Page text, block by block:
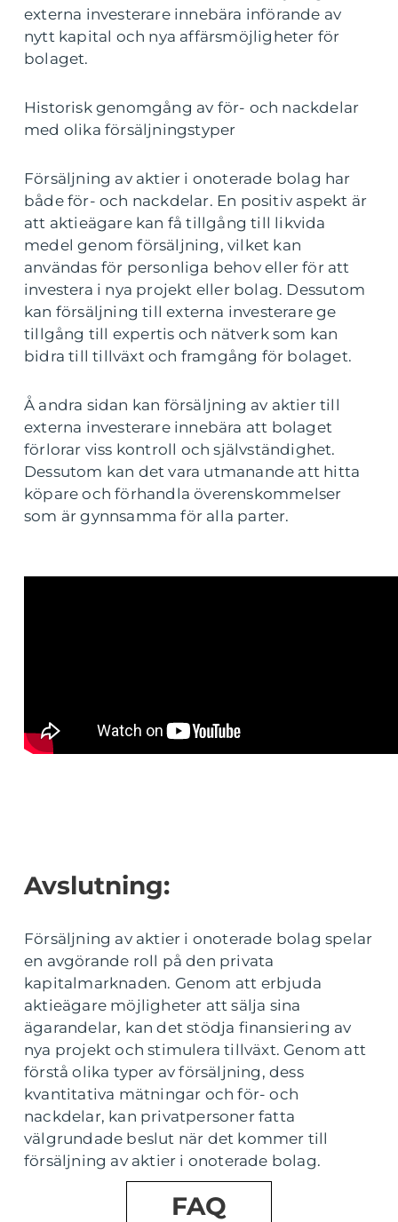
externa investerare innebära införande av
nytt kapital och nya affärsmöjligheter för
bolaget.
Historisk genomgång av för- och nackdelar
med olika försäljningstyper
Försäljning av aktier i onoterade bolag har
både för- och nackdelar. En positiv aspekt är
att aktieägare kan få tillgång till likvida
medel genom försäljning, vilket kan
användas för personliga behov eller för att
investera i nya projekt eller bolag. Dessutom
kan försäljning till externa investerare ge
tillgång till expertis och nätverk som kan
bidra till tillväxt och framgång för bolaget.
Å andra sidan kan försäljning av aktier till
externa investerare innebära att bolaget
förlorar viss kontroll och självständighet.
Dessutom kan det vara utmanande att hitta
köpare och förhandla överenskommelser
som är gynnsamma för alla parter.
Avslutning:
Försäljning av aktier i onoterade bolag spelar
en avgörande roll på den privata
kapitalmarknaden. Genom att erbjuda
aktieägare möjligheter att sälja sina
ägarandelar, kan det stödja finansiering av
nya projekt och stimulera tillväxt. Genom att
förstå olika typer av försäljning, dess
kvantitativa mätningar och för- och
nackdelar, kan privatpersoner fatta
välgrundade beslut när det kommer till
försäljning av aktier i onoterade bolag.
FAQ